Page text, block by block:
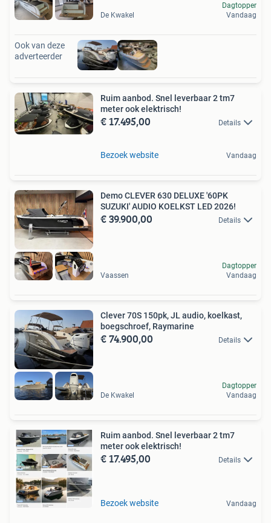
De Kwakel
Dagtopper
Vandaag
Ook van deze
adverteerder
Ruim aanbod. Snel leverbaar 2 tm7
meter ook elektrisch!
€ 17.495,00 Details
Bezoek website Vandaag
Demo CLEVER 630 DELUXE '60PK
SUZUKI' AUDIO KOELKST LED 2026!
€ 39.900,00 Details
Vaassen
Dagtopper
Vandaag
Clever 70S 150pk, JL audio, koelkast,
boegschroef, Raymarine
€ 74.900,00 Details
De Kwakel
Dagtopper
Vandaag
Ruim aanbod. Snel leverbaar 2 tm7
meter ook elektrisch!
€ 17.495,00 Details
Bezoek website Vandaag